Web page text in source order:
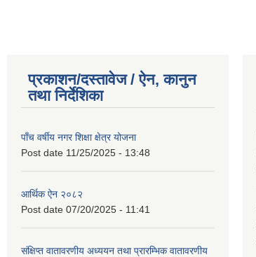
प्रकाशन/दस्तावेज / ऐन, कानुन
तथा निर्देशिका
पाँच वर्षीय नगर शिक्षा क्षेत्र योजना
Post date 11/25/2025 - 13:48
आर्थिक ऐन २०८२
Post date 07/20/2025 - 11:41
संक्षिप्त वातावरणीय अध्ययन तथा प्रारम्भिक वातावरणीय